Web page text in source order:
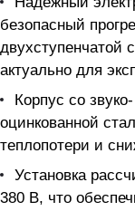
безопасный
двухступенчатой
актуально для
Корпус со
оцинкованной
теплопотери и
Установка
380 В, что